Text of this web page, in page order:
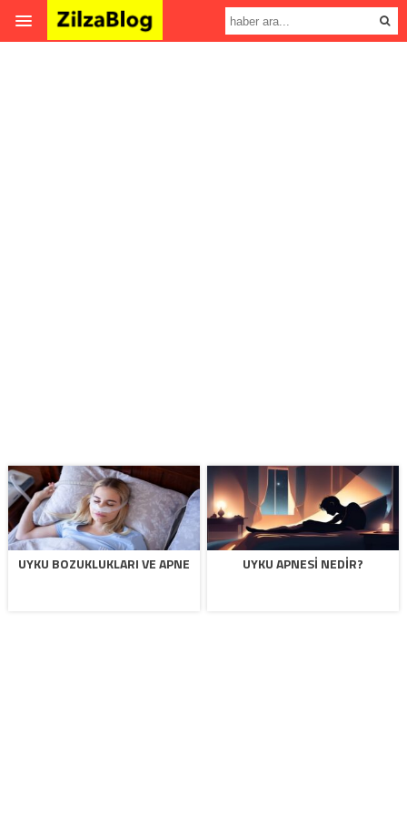
UYKU BOZUKLUKLARI VE APNE UYKU APNESI NEDIR?